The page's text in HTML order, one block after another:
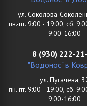
ул. Соколова-
пн.-пт. 9:00 - 19:00, сб.
9:00-16:00
8 (930) 222-
"Водонос" в
ул. Пугачева,
пн.-пт. 9:00 - 19:00, сб.
9:00-16:00